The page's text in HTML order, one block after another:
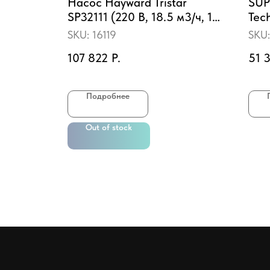
SP32111 (220 В, 18.5 м3/ч, 1
HP)
SKU: 16119
107 822 Р.
Подробнее
Out of stock
SKU:
51